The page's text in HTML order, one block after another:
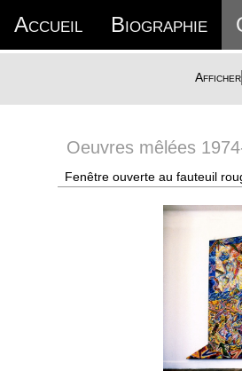
Accueil Biographie
Afficher
Oeuvres mêlées
Fenêtre ouverte au fauteuil